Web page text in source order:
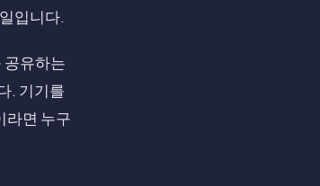
입니다.
공유하는
. 기기를
라면 누구